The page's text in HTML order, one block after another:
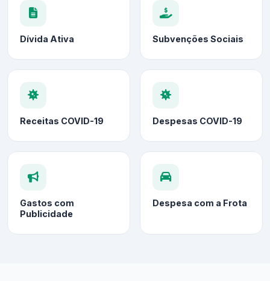
Dívida Ativa Subvenções Sociais
Receitas COVID-19 Despesas COVID-19
Gastos com
Publicidade
Despesa com a Frota